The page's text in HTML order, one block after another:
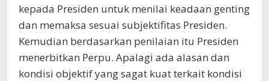
kepada Presiden untuk menilai keadaan genting
dan memaksa sesuai subjektifitas Presiden.
Kemudian berdasarkan penilaian itu Presiden
menerbitkan Perpu. Apalagi ada alasan dan
kondisi objektif yang sagat kuat terkait kondisi